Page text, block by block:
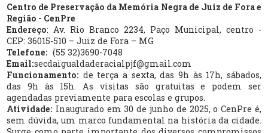
Centro de Preservação da Memória Negra de Juiz de Fora e
Região - CenPre
Endereço: Av. Rio Branco 2234, Paço Municipal, centro -
CEP: 36015-510 – Juiz de Fora – MG
Telefone: (55 32)3690-7048
Email:secdaigualdaderacialpjf@gmail.com
Funcionamento: de terça a sexta, das 9h às 17h, sábados,
das 9h às 15h. As visitas são gratuitas e podem ser
agendadas previamente para escolas e grupos.
Atividade: Inaugurado em 30 de junho de 2025, o CenPre é,
sem dúvida, um marco fundamental na história da cidade.